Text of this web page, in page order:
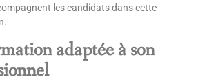
les candidats dans cette
adaptée à son